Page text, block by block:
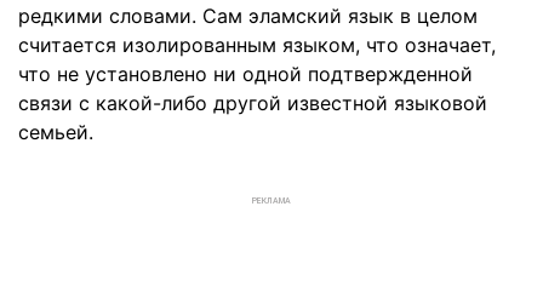
редкими словами. Сам эламский язык в целом
считается изолированным языком, что означает,
что не установлено ни одной подтвержденной
связи с какой-либо другой известной языковой
семьей.
РЕКЛАМА